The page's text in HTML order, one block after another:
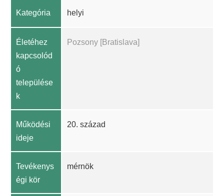
Kategória helyi
Életéhez
kapcsolód
ó
települése
k
Pozsony [Bratislava]
Működési
ideje
20. század
Tevékenys
égi kör
mérnök